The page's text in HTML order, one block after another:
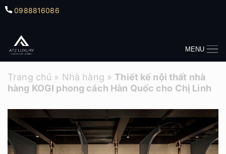
0988816086
MENU
Trang chủ » Nhà hàng » Thiết kế nội thất nhà
hàng KOGI phong cách Hàn Quốc cho Chị Linh